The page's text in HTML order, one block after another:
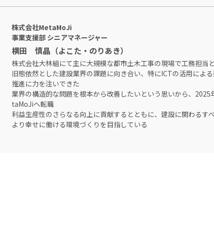
株式会社MetaMoJi
事業支援部 シニアマネージャー
横田 慎晶（よこた・のりあき）
株式会社大林組にて主に大規模な都市土木工事の現場で工務担当
旧態依然とした建設業界の課題に向き合い、特にICTの活用による
推進に力を注いできた
業界の構造的な問題を根本から改善したいという思いから、2025
taMoJiへ転職
利益生産性のさらなる向上に貢献するとともに、建設に関わるす
より幸せに働ける環境づくりを目指している